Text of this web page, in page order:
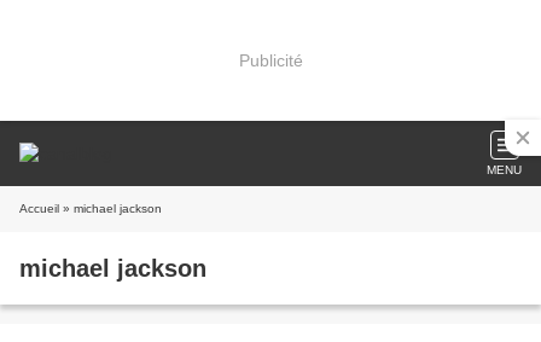
Publicité
MENU
Accueil » michael jackson
michael jackson